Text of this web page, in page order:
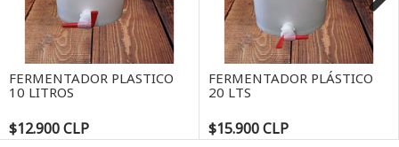
FERMENTADOR PLASTICO
10 LITROS
$12.900 CLP
FERMENTADOR PLÁSTICO
20 LTS
$15.900 CLP
Next